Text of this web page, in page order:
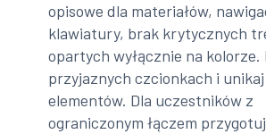
opisowe dla materiałów,
klawiatury, brak krytycznych
opartych wyłącznie na kolorze.
przyjaznych czcionkach i
elementów. Dla uczestników z
ograniczonym łączem